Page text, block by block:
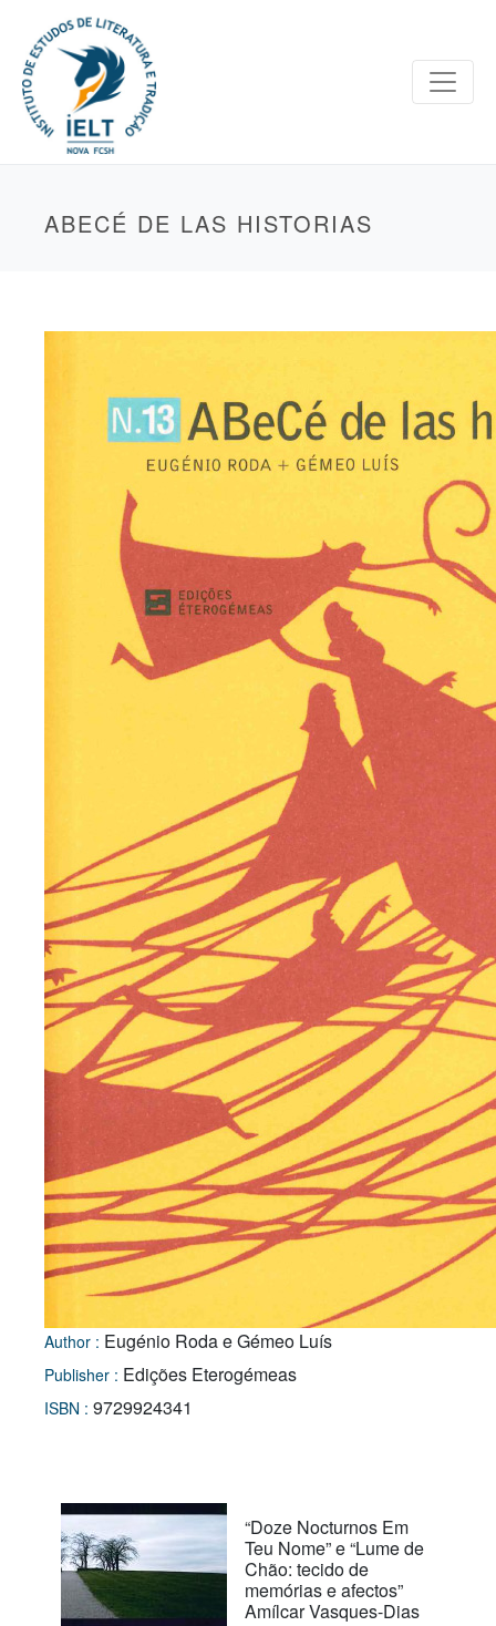
ABECÉ DE LAS HISTORIAS
Author : Eugénio Roda e Gémeo Luís
Publisher : Edições Eterogémeas
ISBN : 9729924341
“Doze Nocturnos Em
Teu Nome” e “Lume de
Chão: tecido de
memórias e afectos”
Amílcar Vasques-Dias